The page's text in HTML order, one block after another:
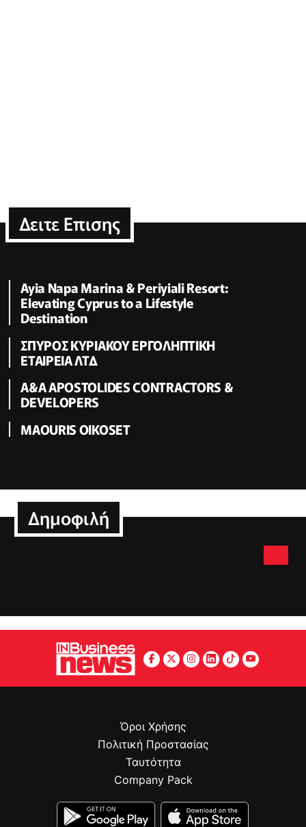
Δειτε Επισης
Ayia Napa Marina & Periyiali Resort:
Elevating Cyprus to a Lifestyle
Destination
ΣΠΥΡΟΣ ΚΥΡΙΑΚΟΥ ΕΡΓΟΛΗΠΤΙΚΗ
ΕΤΑΙΡΕΙΑ ΛΤΔ
Α&A APOSTOLIDES CONTRACTORS &
DEVELOPERS
MAOURIS OIKOSET
Δημοφιλή
Όροι Χρήσης
Πολιτική Προστασίας
Ταυτότητα
Company Pack